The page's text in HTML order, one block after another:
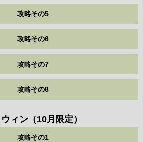
攻略その5
攻略その6
攻略その7
攻略その8
ィン（10月限定）
攻略その1